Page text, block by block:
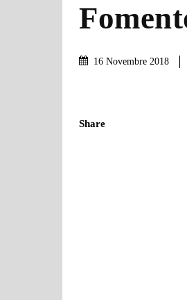
16 Novembre 2018
Share